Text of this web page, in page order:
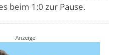
beim 1:0 zur Pause.
Anzeige